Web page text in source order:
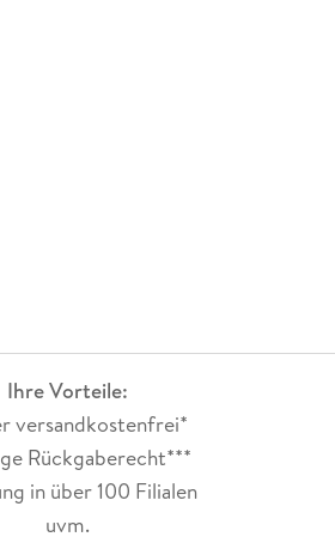
Ihre Vorteile:
versandkostenfrei*
Rückgaberecht***
in über 100 Filialen
uvm.